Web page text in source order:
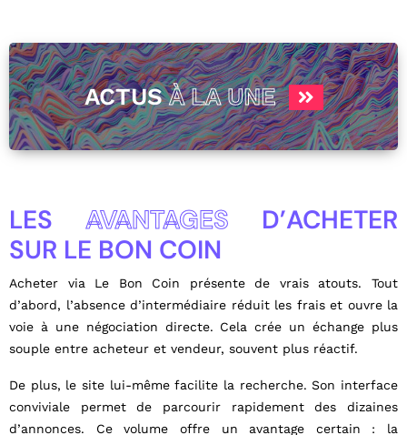
ACTUSÀ LA UNE
LES AVANTAGES D’ACHETER
SUR LE BON COIN
Acheter via Le Bon Coin présente de vrais atouts. Tout
d’abord, l’absence d’intermédiaire réduit les frais et ouvre la
voie à une négociation directe. Cela crée un échange plus
souple entre acheteur et vendeur, souvent plus réactif.
De plus, le site lui-même facilite la recherche. Son interface
conviviale permet de parcourir rapidement des dizaines
d’annonces. Ce volume offre un avantage certain : la